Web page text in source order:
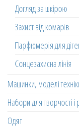
Догляд за шкірою
Захист від комарів
Парфюмерія для
Сонцезахисна лінія
Машинки, моделі
Набори для творчості і
Одяг